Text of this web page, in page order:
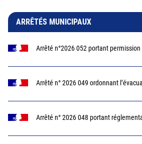
ARRÊTÉS MUNICIPAUX
Arrêté n°2026 052 portant permission
Arrêté n° 2026 049 ordonnant
Arrêté n° 2026 048 portant